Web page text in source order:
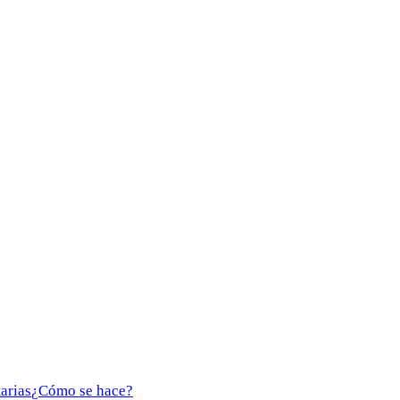
¿Cómo se hace?